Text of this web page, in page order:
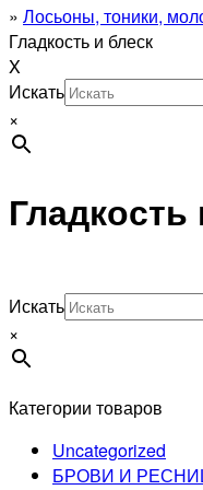
» Лосьоны, тоники,
Гладкость и блеск
X
Искать
×
Гладкость
Искать
×
Категории товаров
Uncategorized
БРОВИ И